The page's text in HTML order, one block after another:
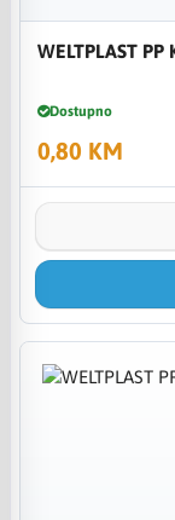
WELTPLAST
Dostupno
0,80 KM